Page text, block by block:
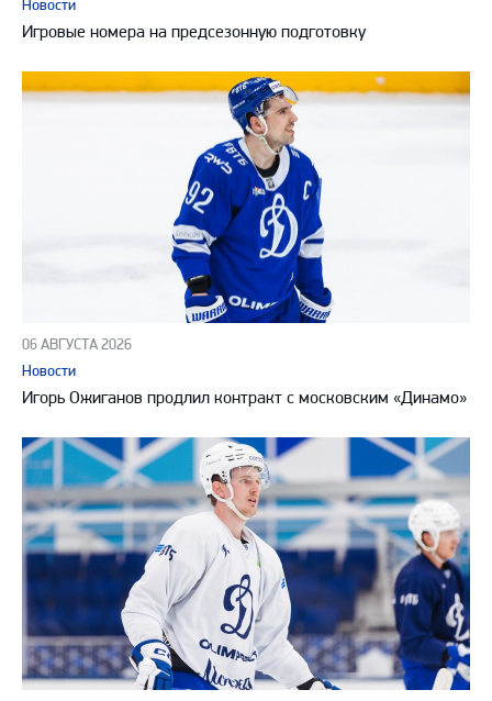
Новости
Игровые номера на предсезонную подготовку
06 АВГУСТА 2026
Новости
Игорь Ожиганов продлил контракт с московским «Динамо»